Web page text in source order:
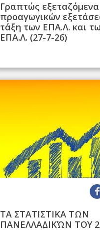
Γραπτώς
προαγωγικών
τάξη των ΕΠΑ.Λ. και
ΕΠΑ.Λ. (27-7-26)
ΤΑ ΣΤΑΤΙΣΤΙΚΑ ΤΩΝ
ΠΑΝΕΛΛΑΔΙΚΏΝ ΤΟΥ